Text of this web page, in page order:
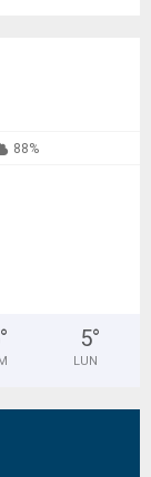
88%
° 5°
LUN